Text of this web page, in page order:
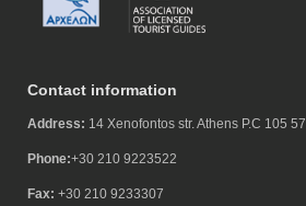
Contact information
Address: 14 Xenofontos str. Athens P.C 105 57
Phone:+30 210 9223522
Fax: +30 210 9233307